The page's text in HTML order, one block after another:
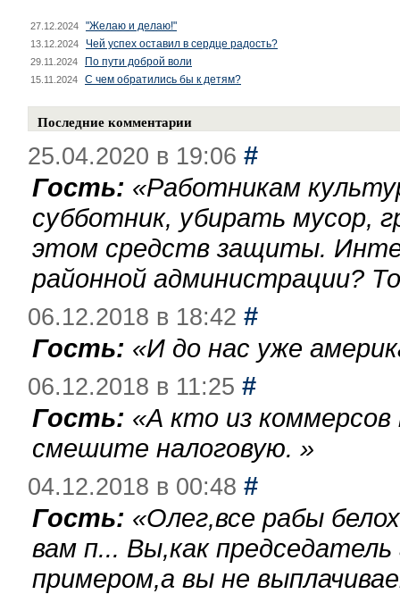
27.12.2024 "Желаю и делаю!"
13.12.2024 Чей успех оставил в сердце радость?
29.11.2024 По пути доброй воли
15.11.2024 С чем обратились бы к детям?
Последние комментарии
25.04.2020 в 19:06 #
Гость: «Работникам
субботник, убирать мусор,
этом средств защиты.
районной администрации?
06.12.2018 в 18:42 #
Гость: «И до нас уже
06.12.2018 в 11:25 #
Гость: «А кто из
смешите налоговую. »
04.12.2018 в 00:48 #
Гость: «Олег,все рабы
вам п... Вы,как
примером,а вы не